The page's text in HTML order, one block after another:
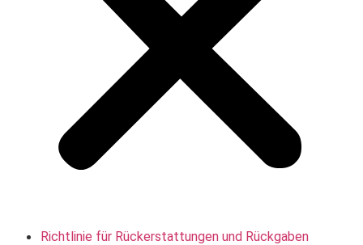
Richtlinie für Rückerstattungen und Rückgaben